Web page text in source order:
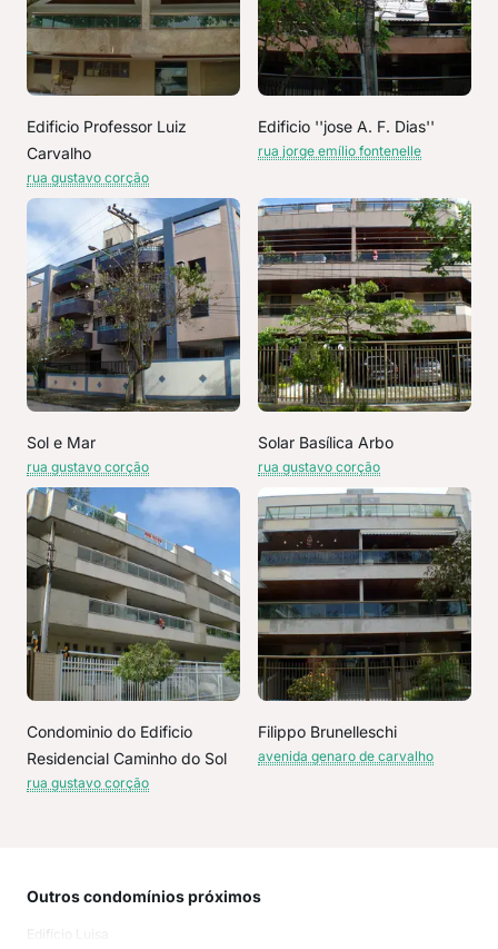
Edificio Professor Luiz
Carvalho
rua gustavo corção
Edificio ''jose A. F. Dias''
rua jorge emílio fontenelle
Sol e Mar
rua gustavo corção
Solar Basílica Arbo
rua gustavo corção
Condominio do Edificio
Residencial Caminho do Sol
rua gustavo corção
Filippo Brunelleschi
avenida genaro de carvalho
Outros condomínios próximos
Edifício Luisa